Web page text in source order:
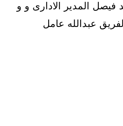
فيصل المدير الادارى و و
عبدالله عامل